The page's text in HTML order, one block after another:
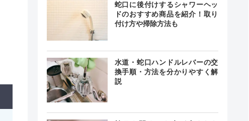
蛇口に後付けするシャワーヘッ
ドのおすすめ商品を紹介！取り
付け方や掃除方法も
水道・蛇口ハンドルレバーの交
換手順・方法を分かりやすく解
説